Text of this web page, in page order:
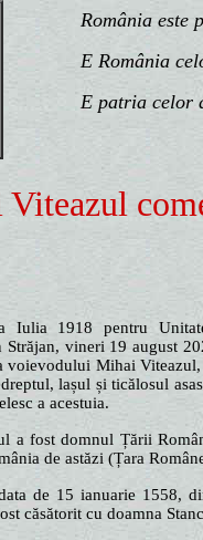
România este
E România
E patria celor
Iulia 1918 pentru
Străjan, vineri 19 august
Mihai
lașul și ticălosul
a acestuia.
a fost domnul Țării
de astăzi (Țara
de 15 ianuarie 1558,
căsătorit cu doamna